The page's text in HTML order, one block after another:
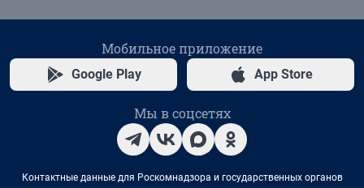
Мобильное приложение
Google Play App Store
Мы в соцсетях
Контактные данные для Роскомнадзора и государственных органов